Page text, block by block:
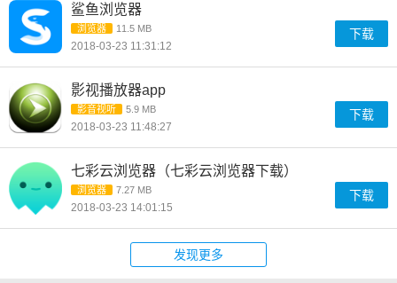
鲨鱼浏览器
浏览器 11.5 MB
2018-03-23 11:31:12
下载
影视播放器app
影音视听 5.9 MB
2018-03-23 11:48:27
下载
七彩云浏览器（七彩云浏览器下载）
浏览器 7.27 MB
2018-03-23 14:01:15
下载
发现更多